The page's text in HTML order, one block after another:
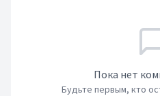
Пока нет
Будьте первым, кто